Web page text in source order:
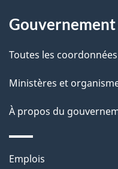
a
g
e
t
o
a
t
i
o
Gouvernement
Toutes les coordonnées
Ministères et
À propos du
Thèmes
Emplois